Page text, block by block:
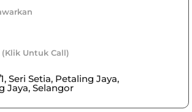
Untuk Call)
Seri Setia, Petaling Jaya,
Jaya, Selangor